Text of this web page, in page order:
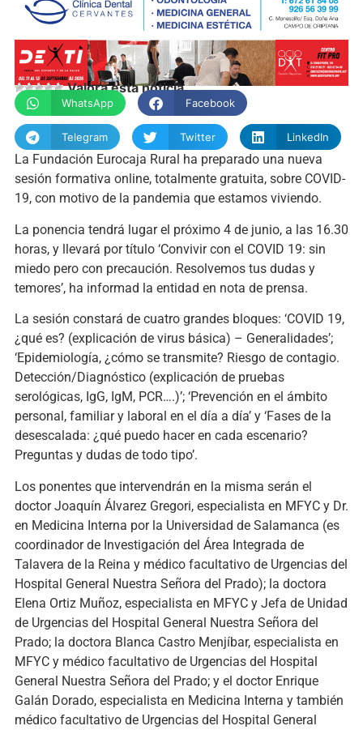
Valora esta noticia
WhatsApp Facebook
Telegram Twitter LinkedIn
La Fundación Eurocaja Rural ha preparado una nueva
sesión formativa online, totalmente gratuita, sobre COVID-
19, con motivo de la pandemia que estamos viviendo.
La ponencia tendrá lugar el próximo 4 de junio, a las 16.30
horas, y llevará por título ‘Convivir con el COVID 19: sin
miedo pero con precaución. Resolvemos tus dudas y
temores’, ha informad la entidad en nota de prensa.
La sesión constará de cuatro grandes bloques: ‘COVID 19,
¿qué es? (explicación de virus básica) – Generalidades’;
‘Epidemiología, ¿cómo se transmite? Riesgo de contagio.
Detección/Diagnóstico (explicación de pruebas
serológicas, IgG, IgM, PCR….)’; ‘Prevención en el ámbito
personal, familiar y laboral en el día a día’ y ‘Fases de la
desescalada: ¿qué puedo hacer en cada escenario?
Preguntas y dudas de todo tipo’.
Los ponentes que intervendrán en la misma serán el
doctor Joaquín Álvarez Gregori, especialista en MFYC y Dr.
en Medicina Interna por la Universidad de Salamanca (es
coordinador de Investigación del Área Integrada de
Talavera de la Reina y médico facultativo de Urgencias del
Hospital General Nuestra Señora del Prado); la doctora
Elena Ortiz Muñoz, especialista en MFYC y Jefa de Unidad
de Urgencias del Hospital General Nuestra Señora del
Prado; la doctora Blanca Castro Menjíbar, especialista en
MFYC y médico facultativo de Urgencias del Hospital
General Nuestra Señora del Prado; y el doctor Enrique
Galán Dorado, especialista en Medicina Interna y también
médico facultativo de Urgencias del Hospital General